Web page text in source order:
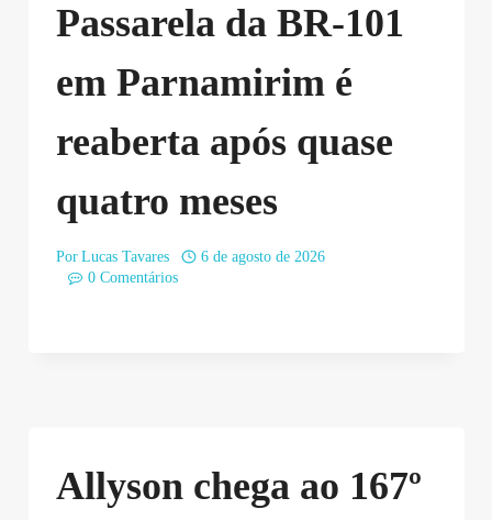
Passarela da BR-101
em Parnamirim é
reaberta após quase
quatro meses
Por Lucas Tavares
6 de agosto de 2026
0 Comentários
Allyson chega ao 167º